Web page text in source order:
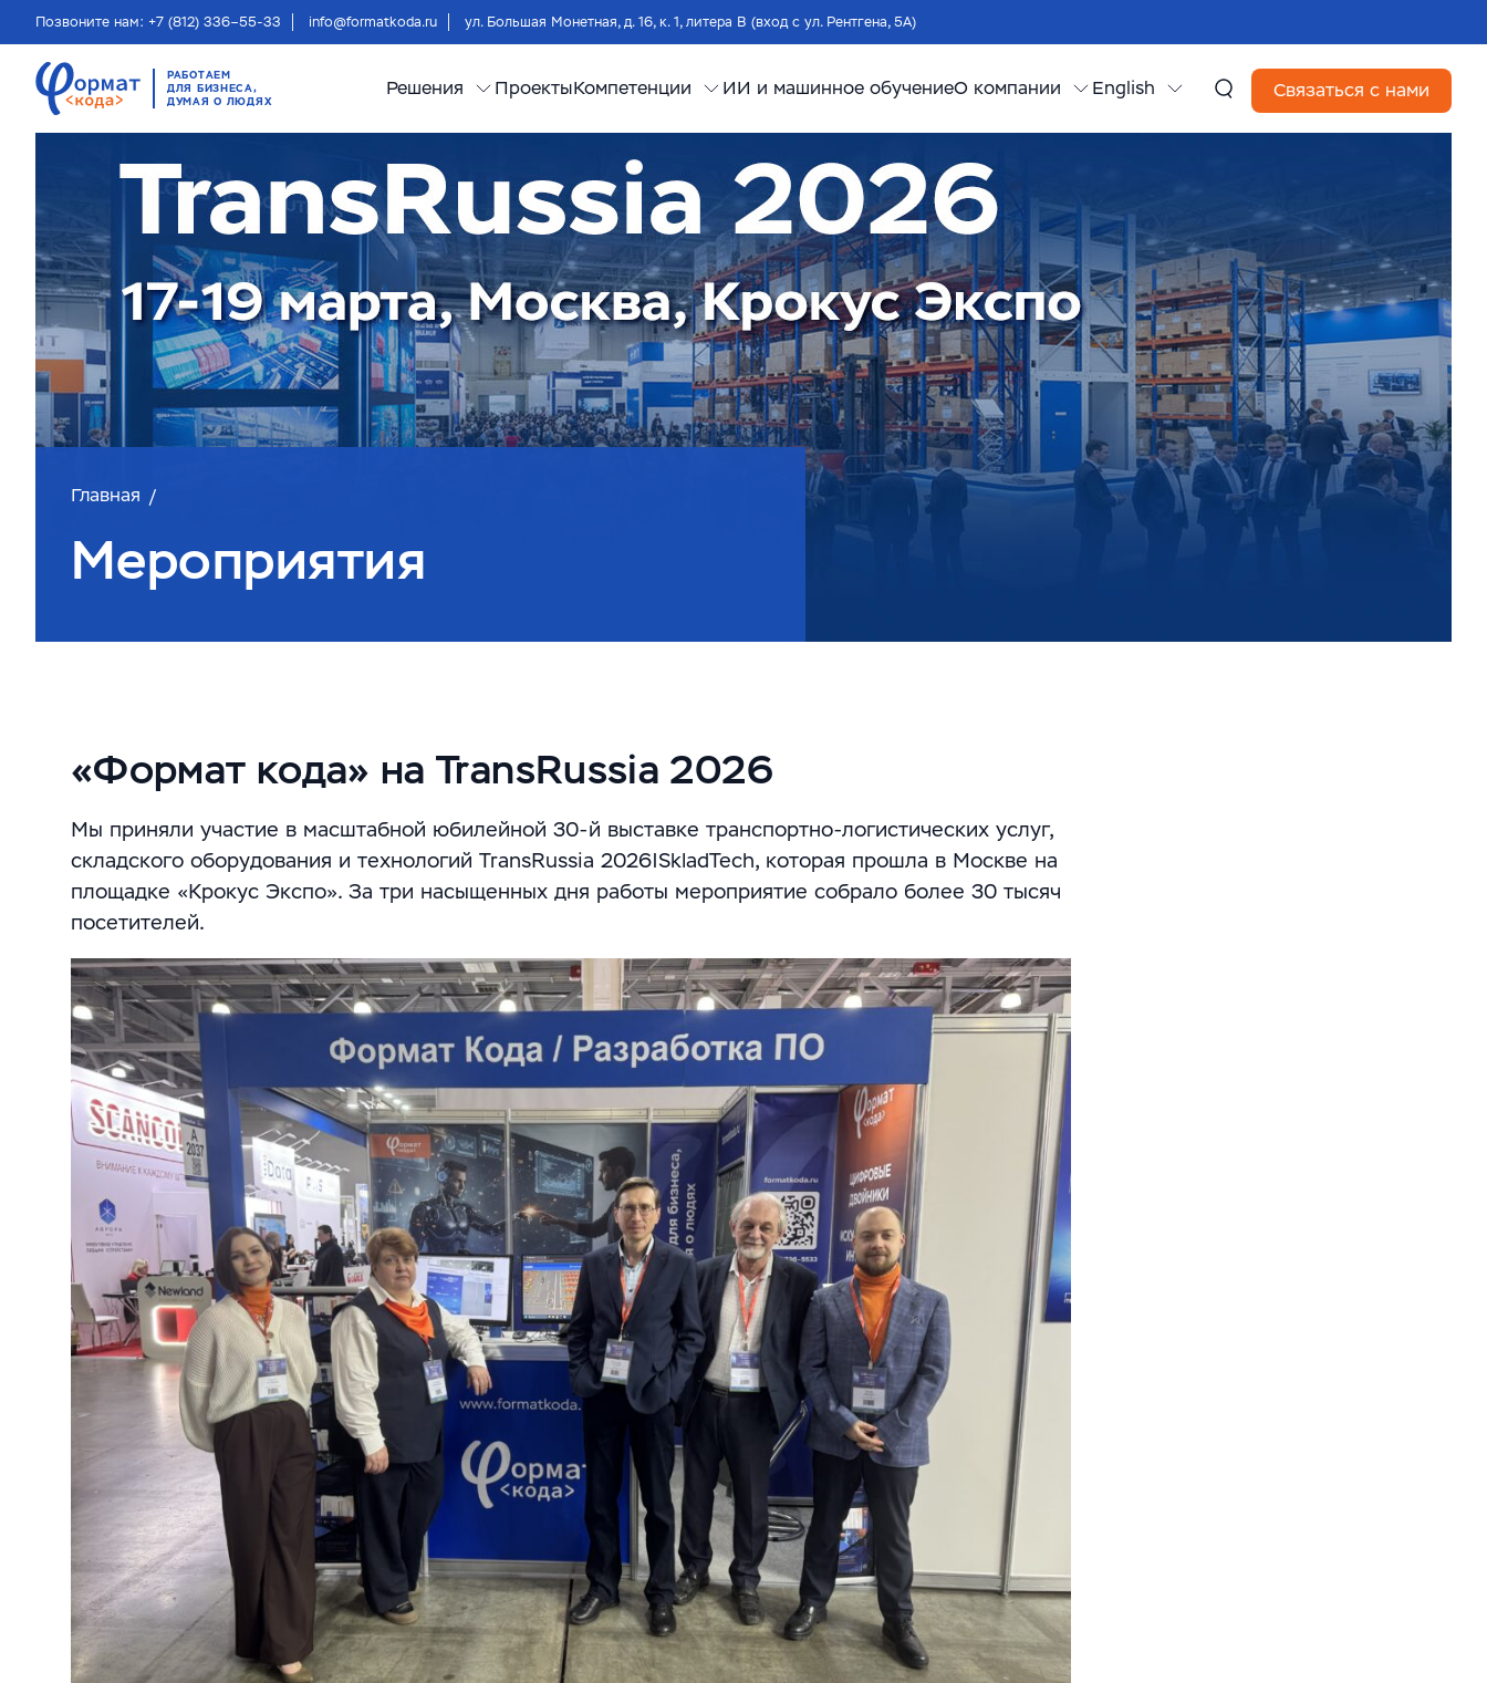
Позвоните нам: +7 (812) 336–55-33 info@formatkoda.ru ул. Большая Монетная, д. 16, к. 1, литера В (вход с ул. Рентгена, 5А)
РАБОТАЕМ
ДЛЯ БИЗНЕСА,
ДУМАЯ О ЛЮДЯХ
Решения ПроектыКомпетенции ИИ и машинное обучениеО компании English Связаться с нами
Главная
Мероприятия
«Формат кода» на TransRussia 2026
Мы приняли участие в масштабной юбилейной 30-й выставке транспортно-логистических услуг,
складского оборудования и технологий TransRussia 2026|SkladTech, которая прошла в Москве на
площадке «Крокус Экспо». За три насыщенных дня работы мероприятие собрало более 30 тысяч
посетителей.